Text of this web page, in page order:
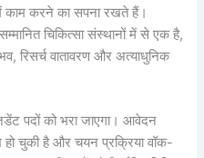
काम करने का सपना रखते हैं।
चिकित्सा संस्थानों में से एक है,
रिसर्च वातावरण और अत्याधुनिक
पदों को भरा जाएगा। आवेदन
चुकी है और चयन प्रक्रिया वॉक-